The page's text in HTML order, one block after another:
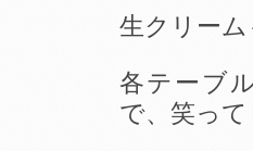
生クリー
各テーブ
で、笑って